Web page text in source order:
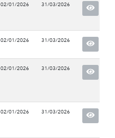
02/01/2026 31/03/2026
02/01/2026 31/03/2026
02/01/2026 31/03/2026
02/01/2026 31/03/2026